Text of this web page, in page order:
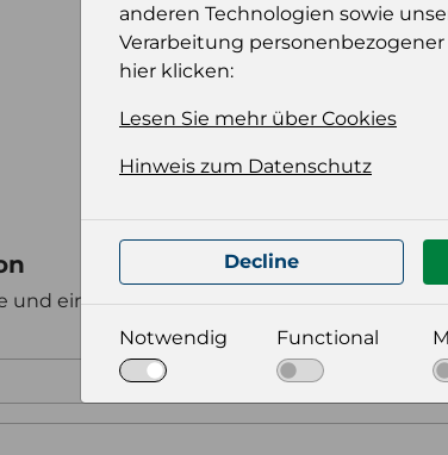
und ein Format für Ihre Produktdatei aus
anderen Technologien sowie
Verarbeitung
hier klicken:
Lesen Sie mehr über Cookies
Hinweis zum Datenschutz
Decline
Notwendig Functional